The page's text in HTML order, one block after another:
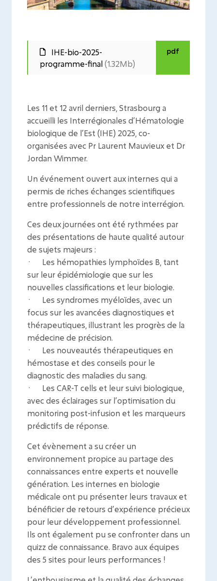
IHE-bio-2025-
programme-final(1.32Mb)
pdf
Les 11 et 12 avril derniers, Strasbourg a
accueilli les Interrégionales d’Hématologie
biologique de l’Est (IHE) 2025, co-
organisées avec Pr Laurent Mauvieux et Dr
Jordan Wimmer.
Un événement ouvert aux internes qui a
permis de riches échanges scientifiques
entre professionnels de notre interrégion.
Ces deux journées ont été rythmées par
des présentations de haute qualité autour
de sujets majeurs :
· Les hémopathies lymphoïdes B, tant
sur leur épidémiologie que sur les
nouvelles classifications et leur biologie.
· Les syndromes myéloïdes, avec un
focus sur les avancées diagnostiques et
thérapeutiques, illustrant les progrès de la
médecine de précision.
· Les nouveautés thérapeutiques en
hémostase et des conseils pour le
diagnostic des maladies du sang.
· Les CAR-T cells et leur suivi biologique,
avec des éclairages sur l’optimisation du
monitoring post-infusion et les marqueurs
prédictifs de réponse.
Cet évènement a su créer un
environnement propice au partage des
connaissances entre experts et nouvelle
génération. Les internes en biologie
médicale ont pu présenter leurs travaux et
bénéficier de retours d’expérience précieux
pour leur développement professionnel.
Ils ont également pu se confronter dans un
quizz de connaissance. Bravo aux équipes
des 5 sites pour leurs performances !